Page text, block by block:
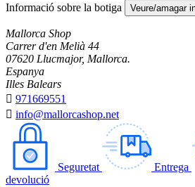
Informació sobre la botiga Veure/amagar
Mallorca Shop
Carrer d'en Melià 44
07620 Llucmajor, Mallorca.
Espanya
Illes Balears
 971669551
 info@mallorcashop.net
Seguretat Entrega
devolució